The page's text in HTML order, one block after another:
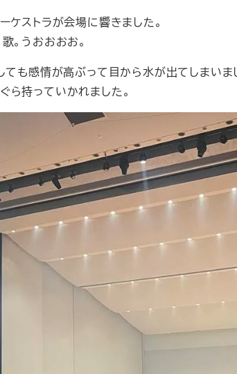
ケストラが会場に響きました。
。うおおおお。
ても感情が高ぶって目から水が出てしまいま
ら持っていかれました。